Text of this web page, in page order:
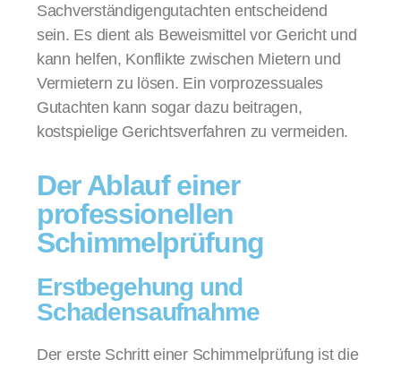
Sachverständigengutachten entscheidend
sein. Es dient als Beweismittel vor Gericht und
kann helfen, Konflikte zwischen Mietern und
Vermietern zu lösen. Ein vorprozessuales
Gutachten kann sogar dazu beitragen,
kostspielige Gerichtsverfahren zu vermeiden.
Der Ablauf einer
professionellen
Schimmelprüfung
Erstbegehung und
Schadensaufnahme
Der erste Schritt einer Schimmelprüfung ist die